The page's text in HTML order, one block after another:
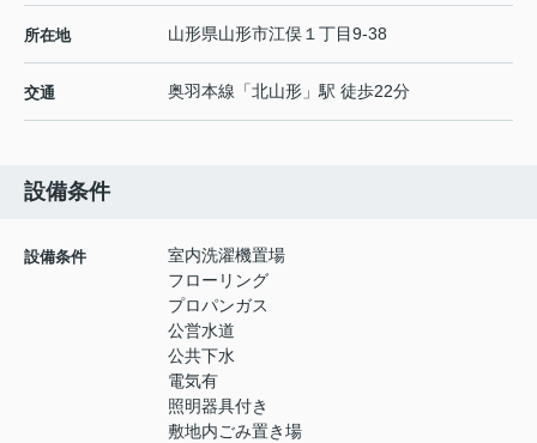
所在地 山形県山形市江俣１丁目9-38
交通 奥羽本線 「北山形 」駅 徒歩22分
設備条件
設備条件
室内洗濯機置場
フローリング
プロパンガス
公営水道
公共下水
電気有
照明器具付き
敷地内ごみ置き場